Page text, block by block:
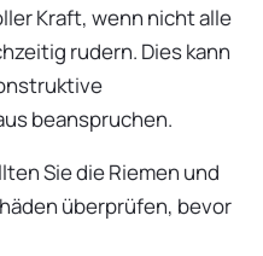
Kraft, wenn nicht alle
rudern. Dies kann
beanspruchen.
Sie die Riemen und
überprüfen, bevor